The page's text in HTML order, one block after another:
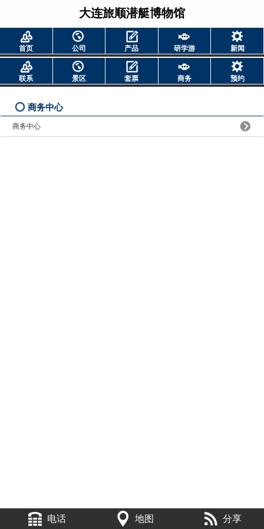
大连旅顺潜艇博物馆
首页 公司 产品 研学游 新闻
联系 景区 套票 商务 预约
商务中心
商务中心
电话 地图 分享